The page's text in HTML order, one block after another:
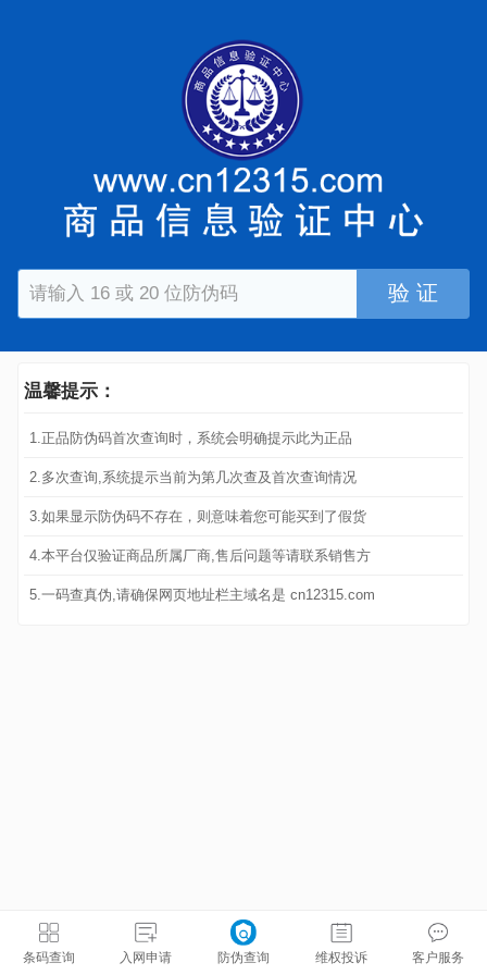
验 证
温馨提示：
1.正品防伪码首次查询时，系统会明确提示此为正品
2.多次查询,系统提示当前为第几次查及首次查询情况
3.如果显示防伪码不存在，则意味着您可能买到了假货
4.本平台仅验证商品所属厂商,售后问题等请联系销售方
5.一码查真伪,请确保网页地址栏主域名是 cn12315.com
条码查询 入网申请 防伪查询 维权投诉 客户服务